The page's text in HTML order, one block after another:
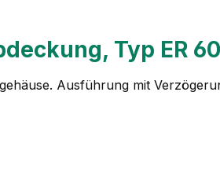
Typ ER
Ausführung mit